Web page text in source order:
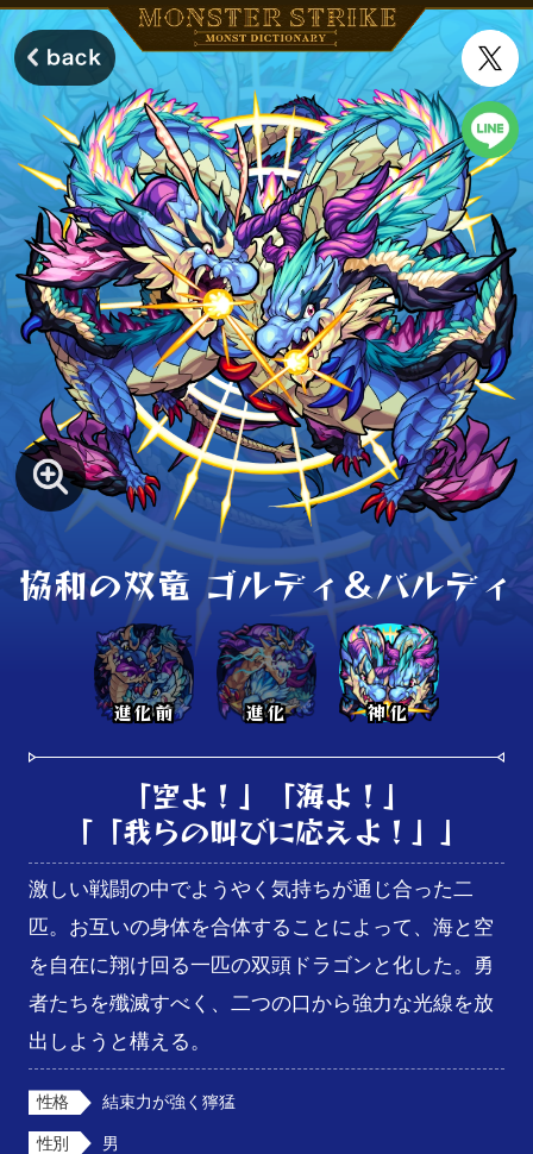
協和の双竜 ゴルディ＆バルディ
進化前 進化 神化
「空よ！」「海よ！」
「「我らの叫びに応えよ！」」
激しい戦闘の中でようやく気持ちが通じ合った二
匹。お互いの身体を合体することによって、海と空
を自在に翔け回る一匹の双頭ドラゴンと化した。勇
者たちを殲滅すべく、二つの口から強力な光線を放
出しようと構える。
性格 結束力が強く獰猛
性別 男